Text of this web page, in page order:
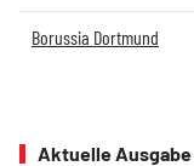
Borussia Dortmund
Aktuelle Ausgabe